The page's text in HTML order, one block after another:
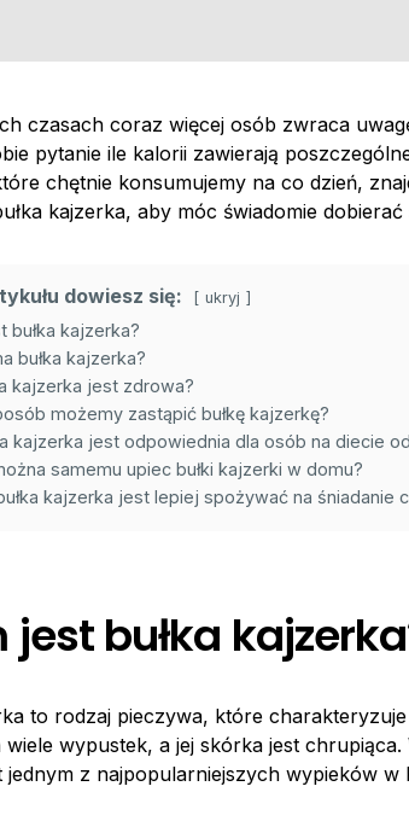
czasach coraz więcej osób zwraca
pytanie ile kalorii zawierają
chętnie konsumujemy na co dzień,
kajzerka, aby móc świadomie dobierać
dowiesz się: ukryj
bułka kajzerka?
bułka kajzerka?
kajzerka jest zdrowa?
możemy zastąpić bułkę kajzerkę?
kajzerka jest odpowiednia dla osób na diecie
samemu upiec bułki kajzerki w domu?
kajzerka jest lepiej spożywać na śniadanie
jest bułka
to rodzaj pieczywa, które
wiele wypustek, a jej skórka jest
jednym z najpopularniejszych wypieków w